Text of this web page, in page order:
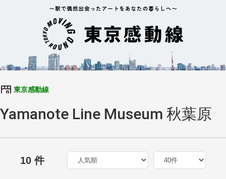
東京感動線
Yamanote Line Museum 秋葉原
10 件